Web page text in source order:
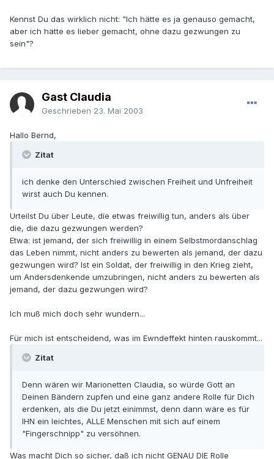
Kennst Du das wirklich nicht: "Ich hätte es ja genauso gemacht,
aber ich hätte es lieber gemacht, ohne dazu gezwungen zu
sein"?
Gast Claudia
Geschrieben 23. Mai 2003
Hallo Bernd,
Zitat
ich denke den Unterschied zwischen Freiheit und Unfreiheit
wirst auch Du kennen.
Urteilst Du über Leute, die etwas freiwillig tun, anders als über
die, die dazu gezwungen werden?
Etwa: ist jemand, der sich freiwillig in einem Selbstmordanschlag
das Leben nimmt, nicht anders zu bewerten als jemand, der dazu
gezwungen wird? Ist ein Soldat, der freiwillig in den Krieg zieht,
um Andersdenkende umzubringen, nicht anders zu bewerten als
jemand, der dazu gezwungen wird?
Ich muß mich doch sehr wundern...
Für mich ist entscheidend, was im Ewndeffekt hinten rauskommt...
Zitat
Denn wären wir Marionetten Claudia, so würde Gott an
Deinen Bändern zupfen und eine ganz andere Rolle für Dich
erdenken, als die Du jetzt einimmst, denn dann wäre es für
IHN ein leichtes, ALLE Menschen mit sich auf einem
"Fingerschnipp" zu versöhnen.
Was macht Dich so sicher, daß ich nicht GENAU DIE Rolle